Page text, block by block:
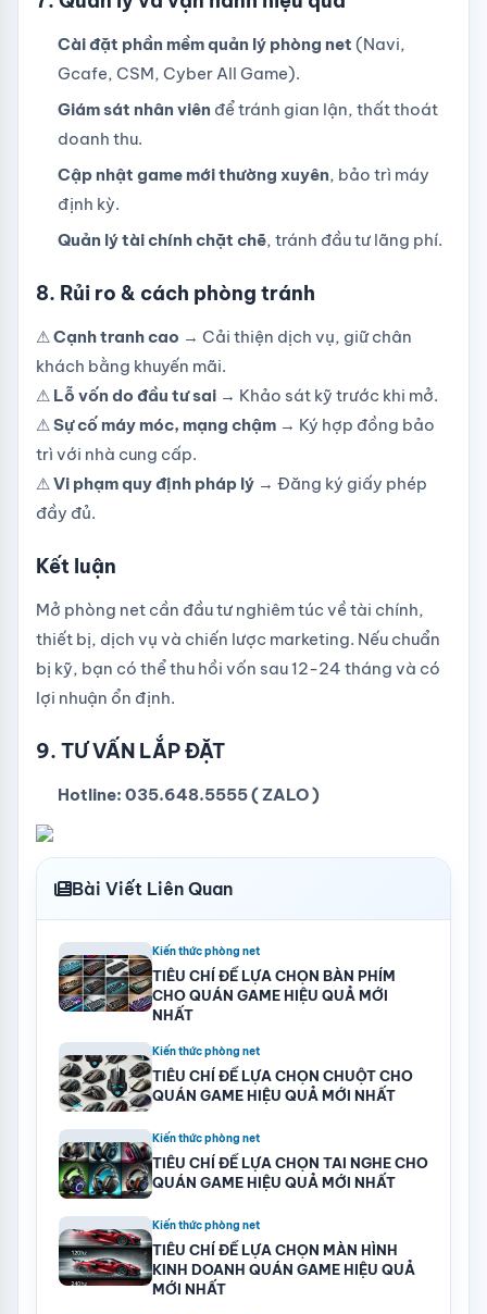
Cài đặt phần mềm quản lý phòng net (Navi,
Gcafe, CSM, Cyber All Game).
Giám sát nhân viên để tránh gian lận, thất thoát
doanh thu.
Cập nhật game mới thường xuyên, bảo trì máy
định kỳ.
Quản lý tài chính chặt chẽ, tránh đầu tư lãng phí.
8. Rủi ro & cách phòng tránh
⚠Cạnh tranh cao → Cải thiện dịch vụ, giữ chân
khách bằng khuyến mãi.
⚠ Lỗ vốn do đầu tư sai → Khảo sát kỹ trước khi mở.
⚠Sự cố máy móc, mạng chậm → Ký hợp đồng bảo
trì với nhà cung cấp.
⚠Vi phạm quy định pháp lý → Đăng ký giấy phép
đầy đủ.
Kết luận
Mở phòng net cần đầu tư nghiêm túc về tài chính,
thiết bị, dịch vụ và chiến lược marketing. Nếu chuẩn
bị kỹ, bạn có thể thu hồi vốn sau 12-24 tháng và có
lợi nhuận ổn định.
9. TƯ VẤN LẮP ĐẶT
Hotline: 035.648.5555 ( ZALO )
Bài Viết Liên Quan
Kiến thức phòng net
TIÊU CHÍ ĐỂ LỰA CHỌN BÀN PHÍM
CHO QUÁN GAME HIỆU QUẢ MỚI
NHẤT
Kiến thức phòng net
TIÊU CHÍ ĐỂ LỰA CHỌN CHUỘT CHO
QUÁN GAME HIỆU QUẢ MỚI NHẤT
Kiến thức phòng net
TIÊU CHÍ ĐỂ LỰA CHỌN TAI NGHE CHO
QUÁN GAME HIỆU QUẢ MỚI NHẤT
Kiến thức phòng net
TIÊU CHÍ ĐỂ LỰA CHỌN MÀN HÌNH
KINH DOANH QUÁN GAME HIỆU QUẢ
MỚI NHẤT